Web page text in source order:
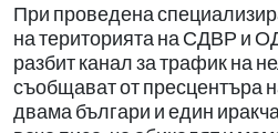
При проведена
на територията на СДВР и
разбит канал за трафик на
съобщават от пресцентъра
двама българи и един